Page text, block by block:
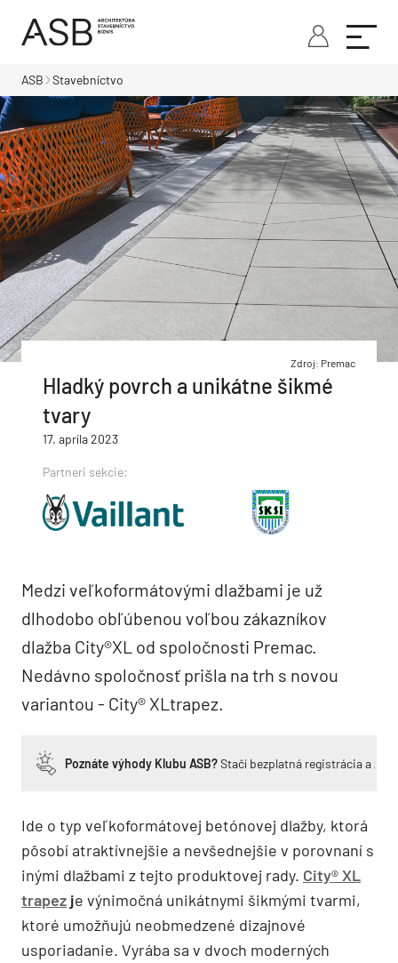
ASB Stavebníctvo
Zdroj: Premac
Hladký povrch a unikátne šikmé
tvary
17. apríla 2023
Partneri sekcie:
Medzi veľkoformátovými dlažbami je už
dlhodobo obľúbenou voľbou zákazníkov
dlažba City®XL od spoločnosti Premac.
Nedávno spoločnosť prišla na trh s novou
variantou - City® XLtrapez.
Poznáte výhody Klubu ASB?Stačí bezplatná registrácia a
Ide o typ veľkoformátovej betónovej dlažby, ktorá
pôsobí atraktívnejšie a nevšednejšie v porovnaní s
inými dlažbami z tejto produktovej rady. City® XL
trapez je výnimočná unikátnymi šikmými tvarmi,
ktoré umožňujú neobmedzené dizajnové
usporiadanie. Vyrába sa v dvoch moderných